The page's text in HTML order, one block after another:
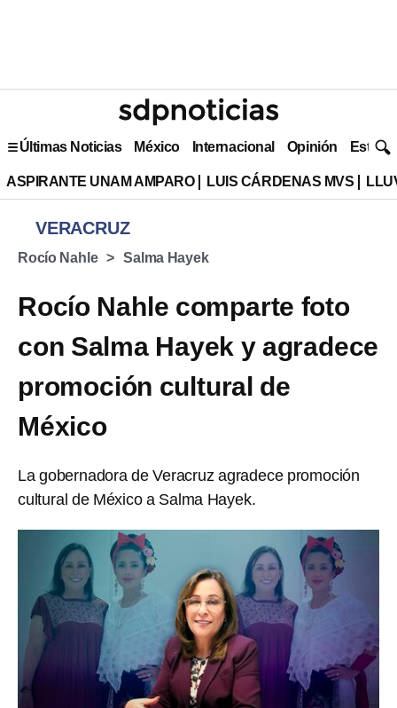
Últimas Noticias México Internacional Opinión Estilo
ASPIRANTE UNAM AMPARO LUIS CÁRDENAS MVS
VERACRUZ
Rocío Nahle Salma Hayek
Rocío Nahle comparte foto
con Salma Hayek y agradece
promoción cultural de
México
La gobernadora de Veracruz agradece promoción
cultural de México a Salma Hayek.